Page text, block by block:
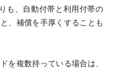
も、自動付帯と利用付帯の
、補償を手厚くすることも
を複数持っている場合は、